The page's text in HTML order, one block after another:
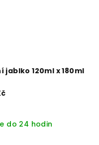
120ml x 180ml
do 24 hodin